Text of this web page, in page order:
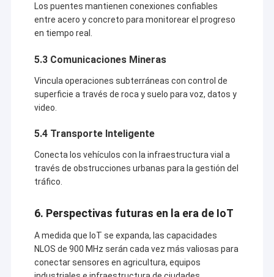
Los puentes mantienen conexiones confiables
entre acero y concreto para monitorear el progreso
en tiempo real.
5.3 Comunicaciones Mineras
Vincula operaciones subterráneas con control de
superficie a través de roca y suelo para voz, datos y
video.
5.4 Transporte Inteligente
Conecta los vehículos con la infraestructura vial a
través de obstrucciones urbanas para la gestión del
tráfico.
6. Perspectivas futuras en la era de IoT
A medida que IoT se expanda, las capacidades
NLOS de 900 MHz serán cada vez más valiosas para
conectar sensores en agricultura, equipos